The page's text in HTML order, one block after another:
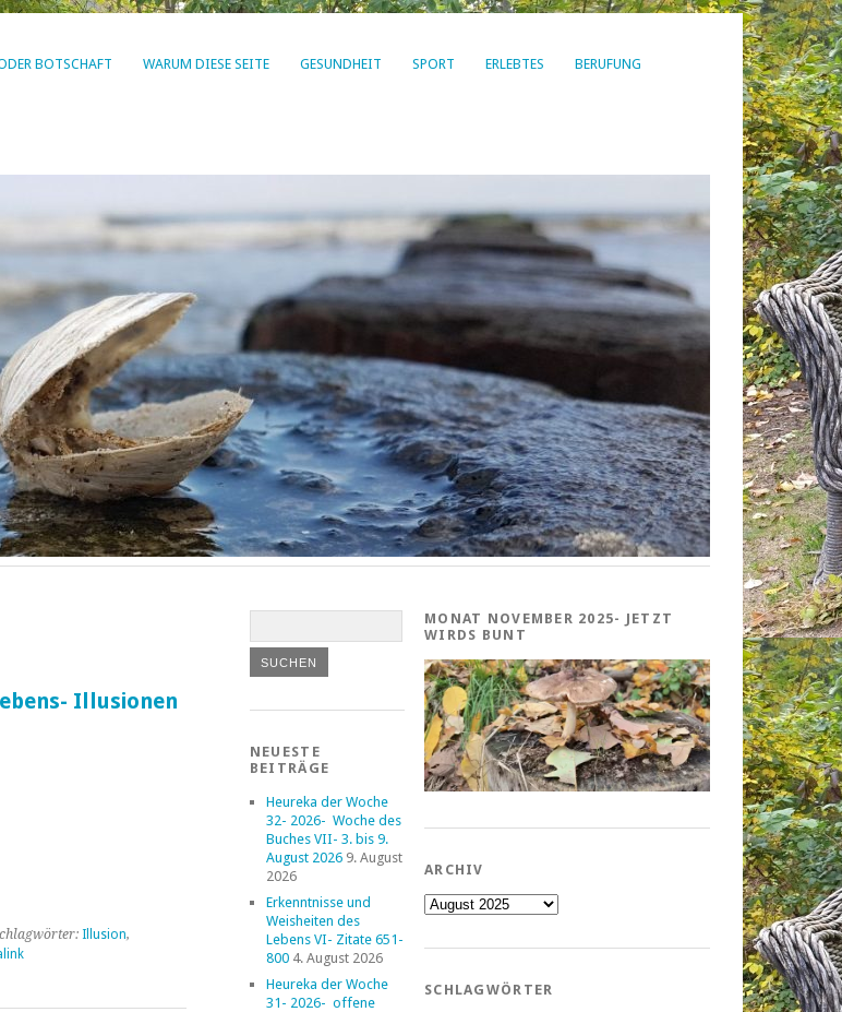
BOTSCHAFT WARUM DIESE SEITE GESUNDHEIT SPORT ERLEBTES BERUFUNG
Illusionen
Illusion,
NEUESTE
BEITRÄGE
Heureka der Woche
32- 2026- Woche des
Buches VII- 3. bis 9.
August 2026 9. August
2026
Erkenntnisse und
Weisheiten des
Lebens VI- Zitate 651-
800 4. August 2026
Heureka der Woche
31- 2026- offene
MONAT NOVEMBER 2025- JETZT
WIRDS BUNT
ARCHIV
Archiv
SCHLAGWÖRTER